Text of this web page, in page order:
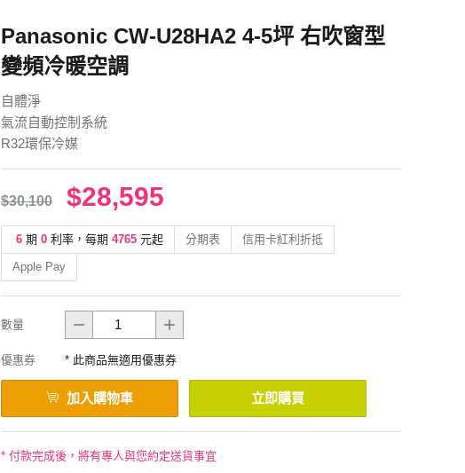
Panasonic CW-U28HA2 4-5坪 右吹窗型
變頻冷暖空調
自體淨
氣流自動控制系統
R32環保冷媒
$30,100 $28,595
6 期 0 利率，每期 4765 元起 分期表 信用卡紅利折抵
Apple Pay
數量
優惠券 * 此商品無適用優惠券
加入購物車 立即購買
* 付款完成後，將有專人與您約定送貨事宜